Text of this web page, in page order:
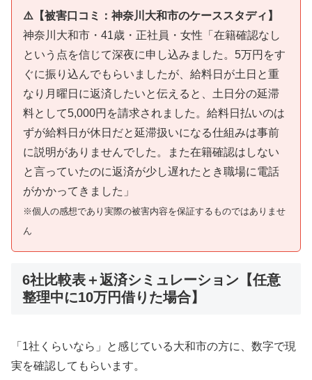
⚠️【被害口コミ：神奈川大和市のケーススタディ】
神奈川大和市・41歳・正社員・女性「在籍確認なし
という点を信じて深夜に申し込みました。5万円をす
ぐに振り込んでもらいましたが、給料日が土日と重
なり月曜日に返済したいと伝えると、土日分の延滞
料として5,000円を請求されました。給料日払いのは
ずが給料日が休日だと延滞扱いになる仕組みは事前
に説明がありませんでした。また在籍確認はしない
と言っていたのに返済が少し遅れたとき職場に電話
がかかってきました」
※個人の感想であり実際の被害内容を保証するものではありませ
ん
6社比較表＋返済シミュレーション【任意
整理中に10万円借りた場合】
「1社くらいなら」と感じている大和市の方に、数字で現
実を確認してもらいます。